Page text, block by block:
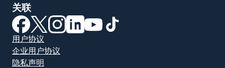
关联
（在新窗口中打开）
（在新窗口中打开）
（在新窗口中打开）
（在新窗口中打开）
（在新窗口中打开）
用户协议
企业用户协议
隐私声明